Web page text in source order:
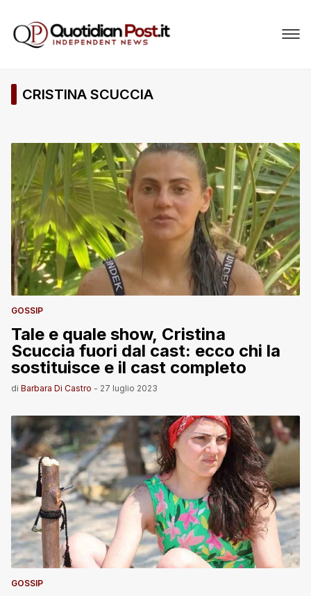
CRISTINA SCUCCIA
GOSSIP
Tale e quale show, Cristina
Scuccia fuori dal cast: ecco chi la
sostituisce e il cast completo
di Barbara Di Castro - 27 luglio 2023
GOSSIP